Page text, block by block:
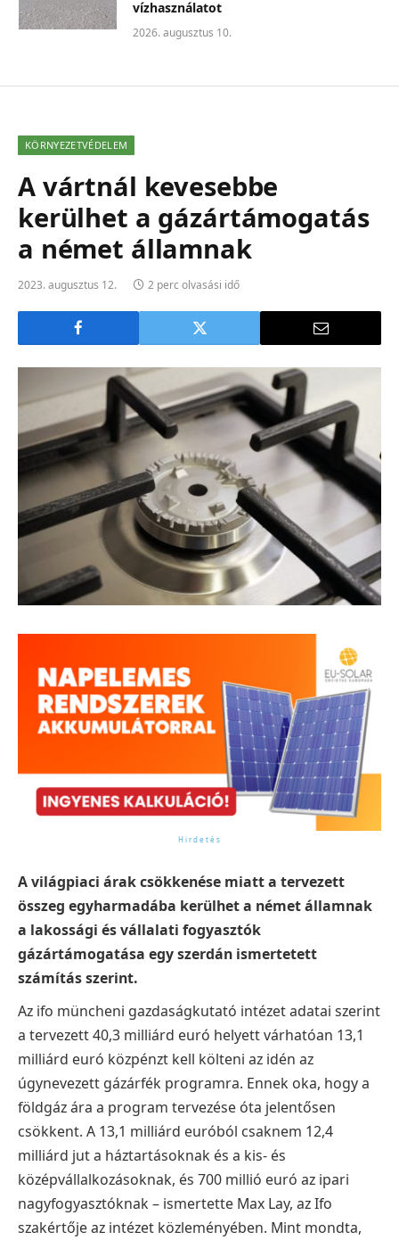
vízhasználatot
2026. augusztus 10.
KÖRNYEZETVÉDELEM
A vártnál kevesebbe
kerülhet a gázártámogatás
a német államnak
2023. augusztus 12. 2 perc olvasási idő
A világpiaci árak csökkenése miatt a tervezett
összeg egyharmadába kerülhet a német államnak
a lakossági és vállalati fogyasztók
gázártámogatása egy szerdán ismertetett
számítás szerint.
Az ifo müncheni gazdaságkutató intézet adatai szerint
a tervezett 40,3 milliárd euró helyett várhatóan 13,1
milliárd euró közpénzt kell költeni az idén az
úgynevezett gázárfék programra. Ennek oka, hogy a
földgáz ára a program tervezése óta jelentősen
csökkent. A 13,1 milliárd euróból csaknem 12,4
milliárd jut a háztartásoknak és a kis- és
középvállalkozásoknak, és 700 millió euró az ipari
nagyfogyasztóknak – ismertette Max Lay, az Ifo
szakértője az intézet közleményében. Mint mondta,